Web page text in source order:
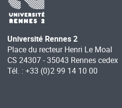
Université Rennes 2
Place du recteur Henri Le Moal
CS 24307 - 35043 Rennes cedex
Tél. : +33 (0)2 99 14 10 00